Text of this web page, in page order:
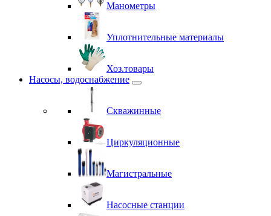
Манометры
Уплотнительные материалы
Хоз.товары
Насосы, водоснабжение
Скважинные
Циркуляционные
Магистральные
Насосные станции